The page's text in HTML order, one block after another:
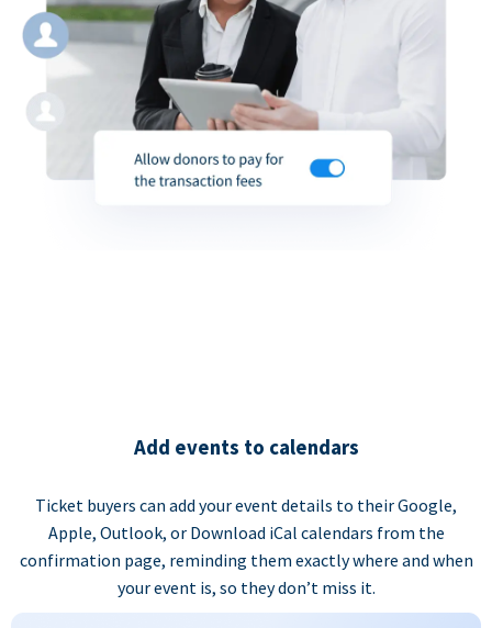
Add events to calendars
Ticket buyers can add your event details to their Google,
Apple, Outlook, or Download iCal calendars from the
confirmation page, reminding them exactly where and when
your event is, so they don’t miss it.